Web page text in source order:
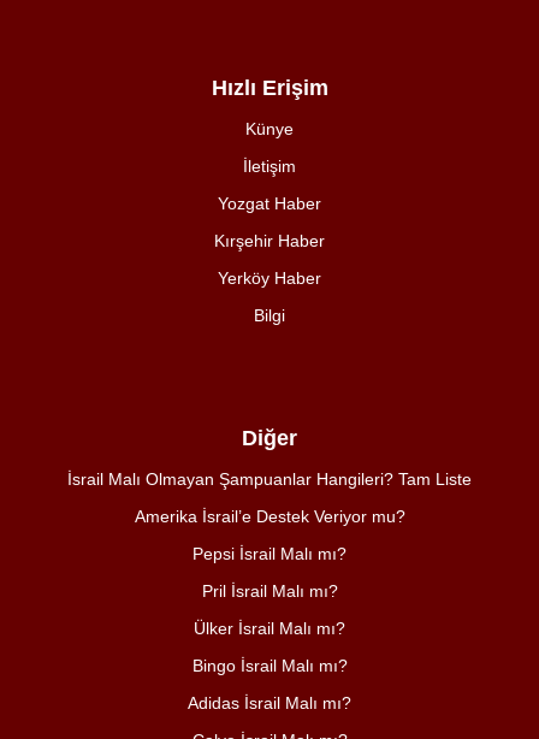
Hızlı Erişim
Künye
İletişim
Yozgat Haber
Kırşehir Haber
Yerköy Haber
Bilgi
Diğer
İsrail Malı Olmayan Şampuanlar Hangileri? Tam Liste
Amerika İsrail’e Destek Veriyor mu?
Pepsi İsrail Malı mı?
Pril İsrail Malı mı?
Ülker İsrail Malı mı?
Bingo İsrail Malı mı?
Adidas İsrail Malı mı?